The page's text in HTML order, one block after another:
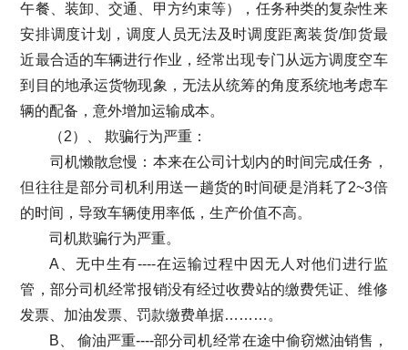
午餐、装卸、交通、甲方约束等），任务种类的复杂性来
安排调度计划，调度人员无法及时调度距离装货/卸货最
近最合适的车辆进行作业，经常出现专门从远方调度空车
到目的地承运货物现象，无法从统筹的角度系统地考虑车
辆的配备，意外增加运输成本。
（2）、 欺骗行为严重：
司机懒散怠慢：本来在公司计划内的时间完成任务，
但往往是部分司机利用送一趟货的时间硬是消耗了2~3倍
的时间，导致车辆使用率低，生产价值不高。
司机欺骗行为严重。
A、无中生有----在运输过程中因无人对他们进行监
管，部分司机经常报销没有经过收费站的缴费凭证、维修
发票、加油发票、罚款缴费单据………。
B、 偷油严重----部分司机经常在途中偷窃燃油销售，